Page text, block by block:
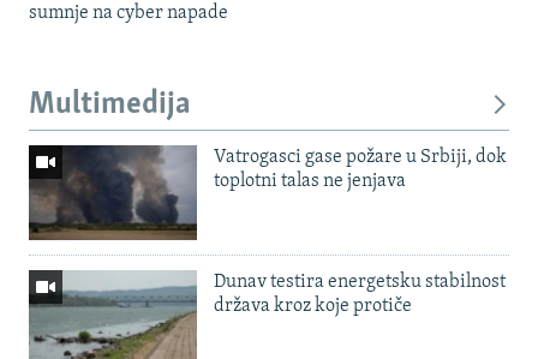
sumnje na cyber napade
Multimedija
Vatrogasci gase požare u Srbiji, dok
toplotni talas ne jenjava
Dunav testira energetsku stabilnost
država kroz koje protiče